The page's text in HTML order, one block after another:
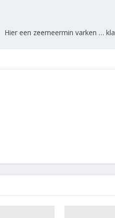
Hier een zeemeermin varken …